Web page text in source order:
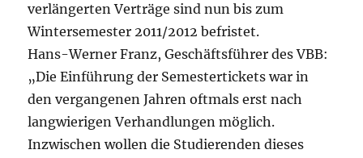
verlängerten Verträge sind nun bis zum
Wintersemester 2011/2012 befristet.
Hans-Werner Franz, Geschäftsführer des VBB:
„Die Einführung der Semestertickets war in
den vergangenen Jahren oftmals erst nach
langwierigen Verhandlungen möglich.
Inzwischen wollen die Studierenden dieses